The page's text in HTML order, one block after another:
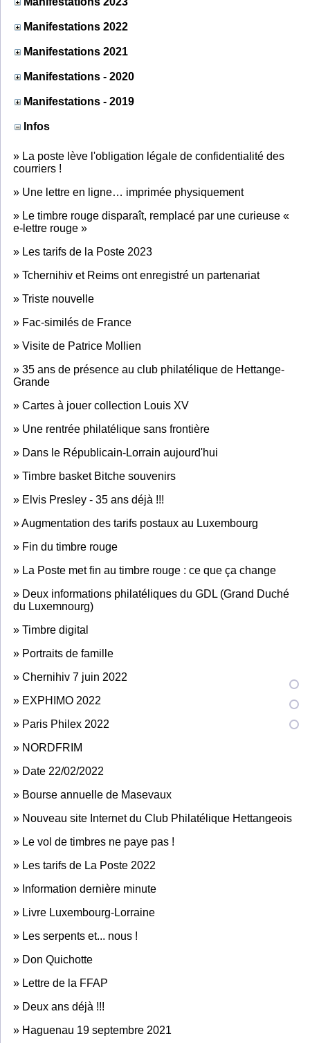
Manifestations 2022
Manifestations 2021
Manifestations - 2020
Manifestations - 2019
Infos
» La poste lève l'obligation légale de confidentialité des
courriers !
» Une lettre en ligne… imprimée physiquement
» Le timbre rouge disparaît, remplacé par une curieuse «
e-lettre rouge »
» Les tarifs de la Poste 2023
» Tchernihiv et Reims ont enregistré un partenariat
» Triste nouvelle
» Fac-similés de France
» Visite de Patrice Mollien
» 35 ans de présence au club philatélique de Hettange-
Grande
» Cartes à jouer collection Louis XV
» Une rentrée philatélique sans frontière
» Dans le Républicain-Lorrain aujourd'hui
» Timbre basket Bitche souvenirs
» Elvis Presley - 35 ans déjà !!!
»Augmentation des tarifs postaux au Luxembourg
» Fin du timbre rouge
» La Poste met fin au timbre rouge : ce que ça change
» Deux informations philatéliques du GDL (Grand Duché
du Luxemnourg)
» Timbre digital
» Portraits de famille
» Chernihiv 7 juin 2022
» EXPHIMO 2022
» Paris Philex 2022
» NORDFRIM
» Date 22/02/2022
» Bourse annuelle de Masevaux
» Nouveau site Internet du Club Philatélique Hettangeois
» Le vol de timbres ne paye pas !
» Les tarifs de La Poste 2022
» Information dernière minute
» Livre Luxembourg-Lorraine
» Les serpents et... nous !
» Don Quichotte
» Lettre de la FFAP
» Deux ans déjà !!!
» Haguenau 19 septembre 2021